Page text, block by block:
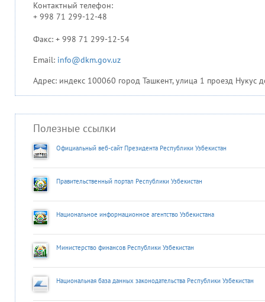
Контактный телефон:
+ 998 71 299-12-48
Факс: + 998 71 299-12-54
Email: info@dkm.gov.uz
Адрес: индекс 100060 город Ташкент, улица 1 проезд Нукус
Полезные ссылки
Официальный веб-сайт Президента Республики Узбекистан
Правительственный портал Республики Узбекистан
Национальное информационное агентство Узбекистана
Министерство финансов Республики Узбекистан
Национальная база данных законодательства Республики Узбекистан